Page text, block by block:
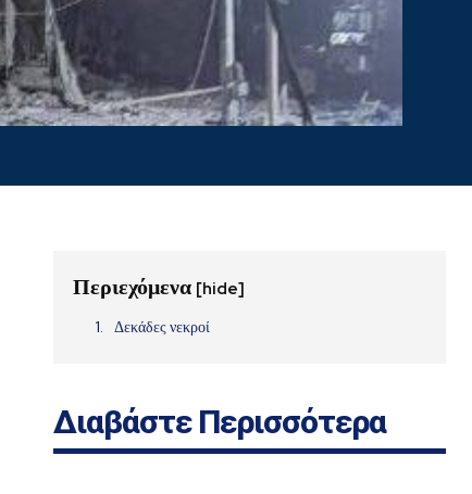
Περιεχόμενα [hide]
Δεκάδες νεκροί
Διαβάστε Περισσότερα